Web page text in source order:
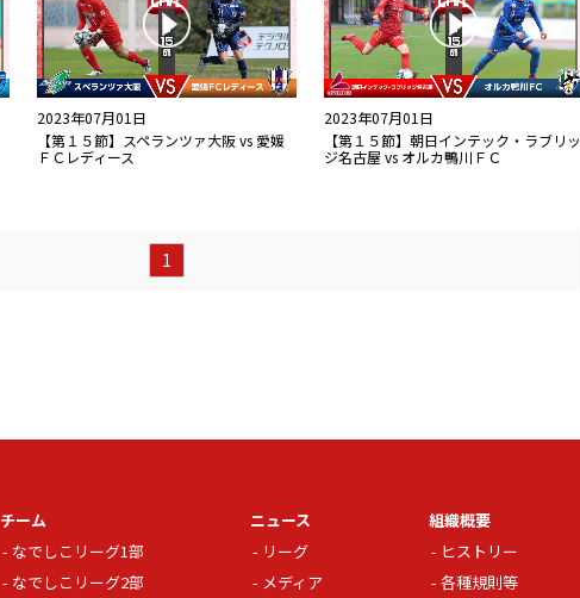
2023年07月01日
【第１５節】スペランツァ大阪 vs 愛媛
ＦＣレディース
2023年07月01日
【第１５節】朝日インテック・ラブリッ
ジ名古屋 vs オルカ鴨川ＦＣ
1
チーム
なでしこリーグ1部
なでしこリーグ2部
ニュース
リーグ
メディア
組織概要
ヒストリー
各種規則等